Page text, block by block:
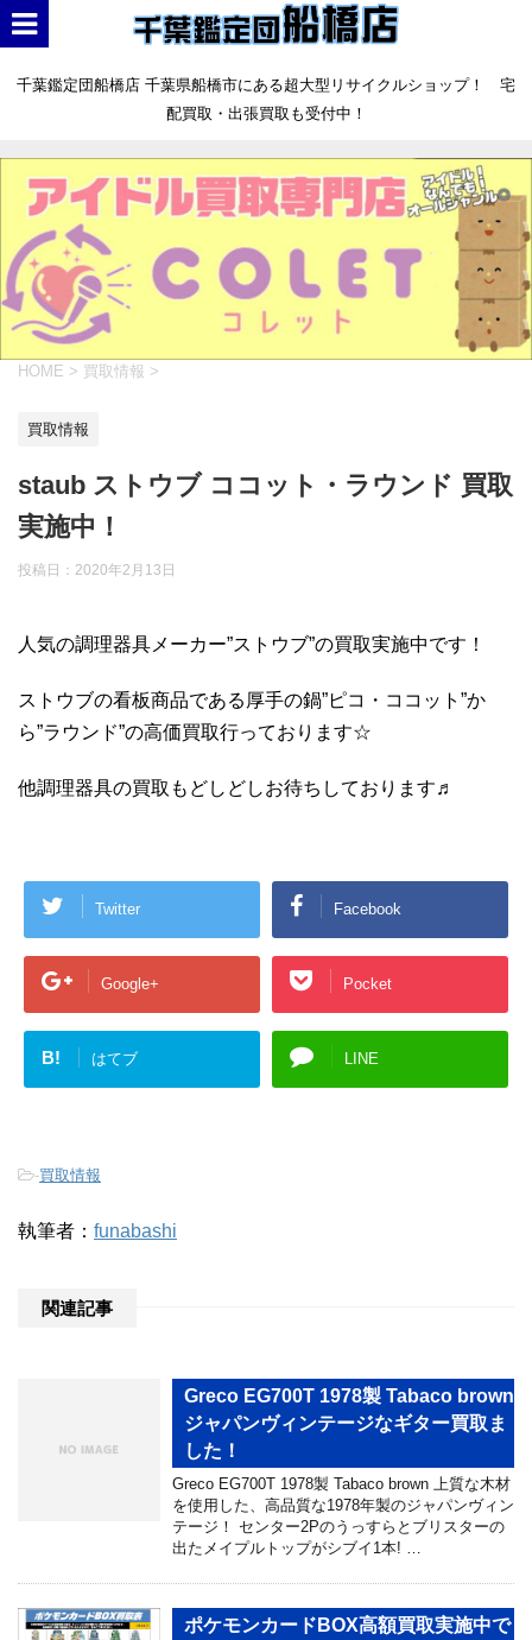
千葉鑑定団船橋店 千葉県船橋市にある超大型リサイクルショップ！ 宅
配買取・出張買取も受付中！
HOME > 買取情報 >
買取情報
staub ストウブ ココット・ラウンド 買取
実施中！
投稿日： 2020年2月13日
人気の調理器具メーカー”ストウブ”の買取実施中です！
ストウブの看板商品である厚手の鍋”ピコ・ココット”か
ら”ラウンド”の高価買取行っております☆
他調理器具の買取もどしどしお待ちしております♬
Twitter Facebook
Google+ Pocket
B! はてブ LINE
-買取情報
執筆者： funabashi
関連記事
Greco EG700T 1978製 Tabaco brown
ジャパンヴィンテージなギター買取ま
した！
Greco EG700T 1978製 Tabaco brown 上質な木材
を使用した、高品質な1978年製のジャパンヴィン
テージ！ センター2Pのうっすらとブリスターの
出たメイプルトップがシブイ1本! …
ポケモンカードBOX高額買取実施中で